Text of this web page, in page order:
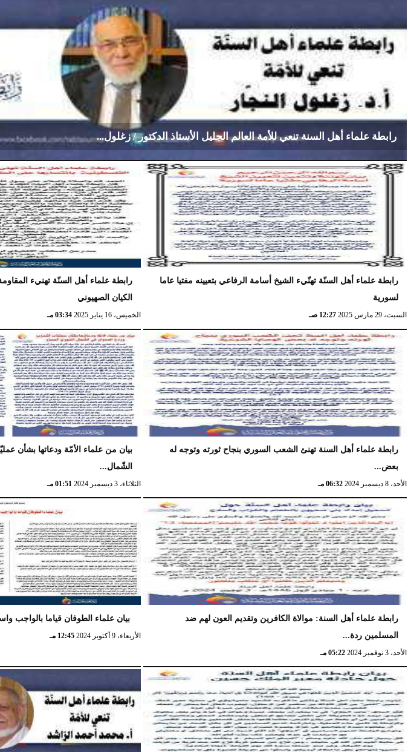
رابطة علماء أهل السنة تنعي للأمة العالم الجليل الأستاذ الدكتور / زغلول...
12:14 صـ
رابطة علماء أهل السنّة تهنّيء الشيخ أسامة الرفاعي بتعيينه مفتيا عاما
لسورية
السبت، 29 مارس 2025 12:27 صـ
رابطة علماء أهل السنّة تهنيء
الكيان الصهيوني
الخميس، 16 يناير 2025 03:34 مـ
رابطة علماء أهل السنة تهنئ الشعب السوري بنجاح ثورته وتوجه له
بعض...
الأحد، 8 ديسمبر 2024 06:32 مـ
بيان من علماء الأمّة ودعاتها بشأن
الشّمال...
الثلاثاء، 3 ديسمبر 2024 01:51 مـ
رابطة علماء أهل السنة: موالاة الكافرين وتقديم العون لهم ضد
المسلمين ردة...
الأحد، 3 نوفمبر 2024 05:22 مـ
بيان علماء الطوفان قياما بالواجب
الأربعاء، 9 أكتوبر 2024 12:45 مـ